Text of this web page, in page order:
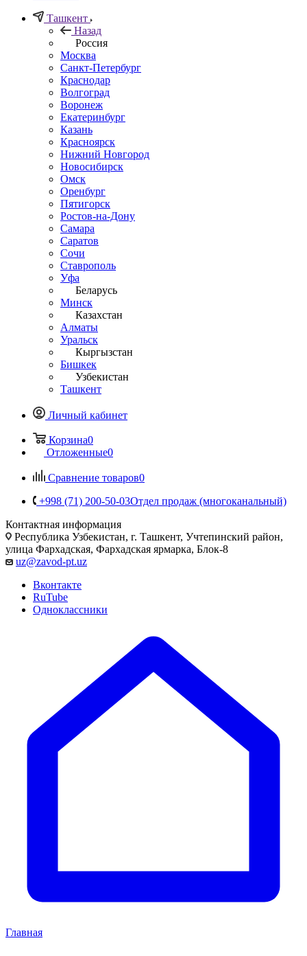
Ташкент
Назад
Россия
Москва
Санкт-Петербург
Краснодар
Волгоград
Воронеж
Екатеринбург
Казань
Красноярск
Нижний Новгород
Новосибирск
Омск
Оренбург
Пятигорск
Ростов-на-Дону
Самара
Саратов
Сочи
Ставрополь
Уфа
Беларусь
Минск
Казахстан
Алматы
Уральск
Кыргызстан
Бишкек
Узбекистан
Ташкент
Личный кабинет
Корзина0
Отложенные0
Сравнение товаров0
+998 (71) 200-50-03Отдел продаж (многоканальный)
Контактная информация
Республика Узбекистан, г. Ташкент, Учтепинский район,
улица Фархадская, Фархадская ярмарка, Блок-8
uz@zavod-pt.uz
Вконтакте
RuTube
Одноклассники
Главная